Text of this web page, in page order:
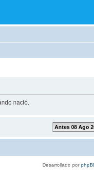
nació.
Desarrollado por